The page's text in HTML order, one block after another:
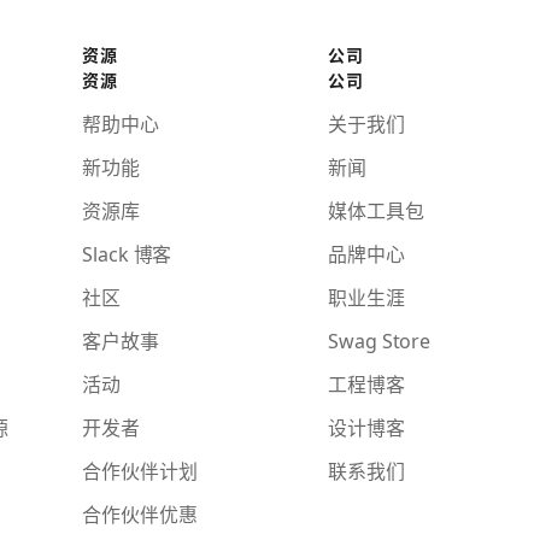
资源
资源
帮助中心
新功能
资源库
Slack 博客
社区
客户故事
活动
开发者
合作伙伴计划
合作伙伴优惠
公司
公司
关于我们
新闻
媒体工具包
品牌中心
职业生涯
Swag Store
工程博客
设计博客
联系我们